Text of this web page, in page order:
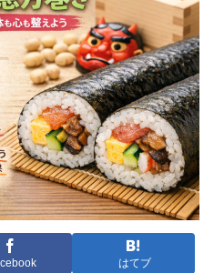
はてブ